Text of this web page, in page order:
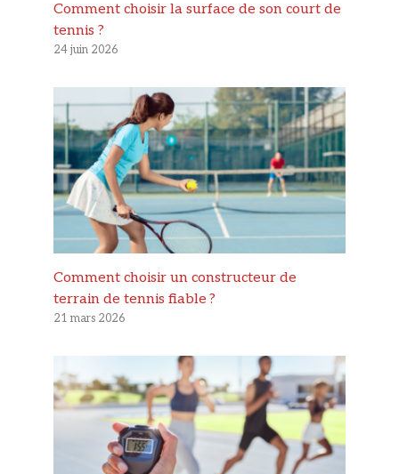
Comment choisir la surface de son court de
tennis ?
24 juin 2026
Comment choisir un constructeur de
terrain de tennis fiable ?
21 mars 2026